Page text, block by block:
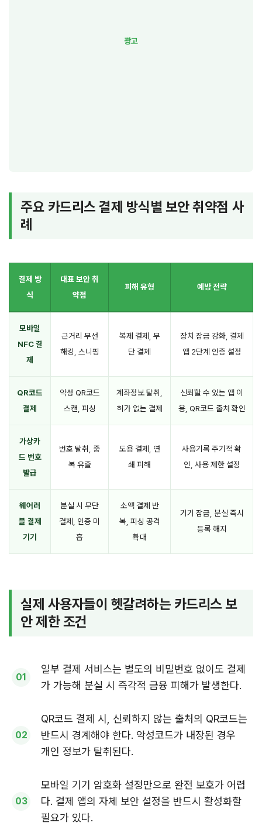
주요 카드리스 결제 방식별 보안 취약점 사
례
결제 방
식
대표 보안 취
약점
피해 유형 예방 전략
모바일
NFC 결
제
근거리 무선
해킹, 스니핑
복제 결제, 무
단 결제
장치 잠금 강화, 결제
앱 2단계 인증 설정
QR코드
결제
악성 QR코드
스캔, 피싱
계좌정보 탈취,
허가 없는 결제
신뢰할 수 있는 앱 이
용, QR코드 출처 확인
가상카
드 번호
발급
번호 탈취, 중
복 유출
도용 결제, 연
쇄 피해
사용기록 주기적 확
인, 사용 제한 설정
웨어러
블 결제
기기
분실 시 무단
결제, 인증 미
흡
소액 결제 반
복, 피싱 공격
확대
기기 잠금, 분실 즉시
등록 해지
실제 사용자들이 헷갈려하는 카드리스 보
안 제한 조건
일부 결제 서비스는 별도의 비밀번호 없이도 결제
가 가능해 분실 시 즉각적 금융 피해가 발생한다.
QR코드 결제 시, 신뢰하지 않는 출처의 QR코드는
반드시 경계해야 한다. 악성코드가 내장된 경우
개인 정보가 탈취된다.
모바일 기기 암호화 설정만으로 완전 보호가 어렵
다. 결제 앱의 자체 보안 설정을 반드시 활성화할
필요가 있다.